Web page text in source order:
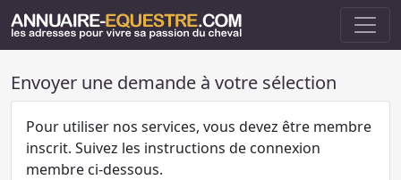
Envoyer une demande à votre sélection
Pour utiliser nos services, vous devez être membre
inscrit. Suivez les instructions de connexion
membre ci-dessous.